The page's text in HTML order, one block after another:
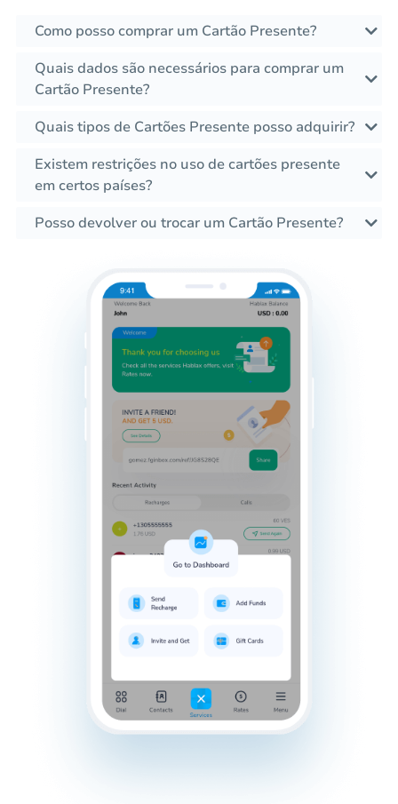
Como posso comprar um Cartão Presente?
Quais dados são necessários para comprar um
Cartão Presente?
Quais tipos de Cartões Presente posso adquirir?
Existem restrições no uso de cartões presente
em certos países?
Posso devolver ou trocar um Cartão Presente?